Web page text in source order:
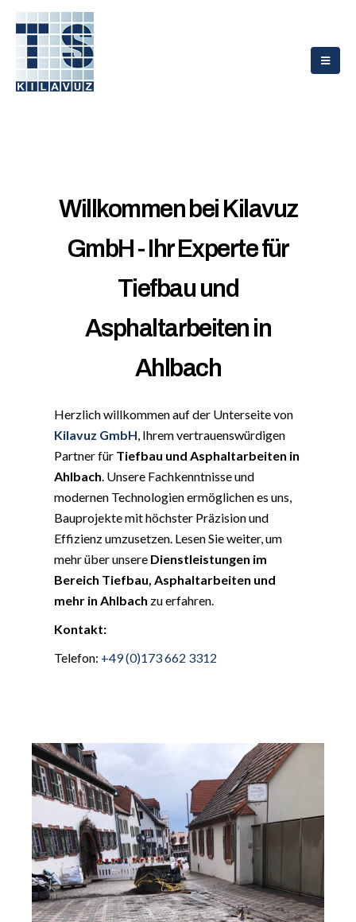
Willkommen bei Kilavuz
GmbH - Ihr Experte für
Tiefbau und
Asphaltarbeiten in
Ahlbach
Herzlich willkommen auf der Unterseite von
Kilavuz GmbH, Ihrem vertrauenswürdigen
Partner für Tiefbau und Asphaltarbeiten in
Ahlbach. Unsere Fachkenntnisse und
modernen Technologien ermöglichen es uns,
Bauprojekte mit höchster Präzision und
Effizienz umzusetzen. Lesen Sie weiter, um
mehr über unsere Dienstleistungen im
Bereich Tiefbau, Asphaltarbeiten und
mehr in Ahlbach zu erfahren.
Kontakt:
Telefon: +49 (0)173 662 3312